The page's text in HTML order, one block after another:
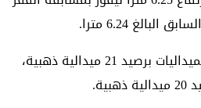
6.24 مترا.
وتتصدر الصين الآن جدول الميداليات برصيد 21 ميدالية ذهبية،